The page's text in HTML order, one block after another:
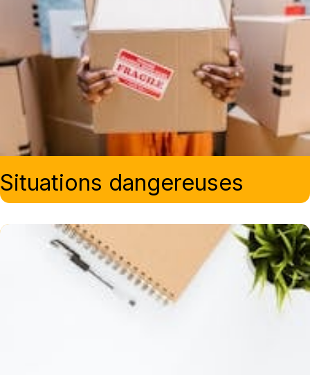
Situations dangereuses